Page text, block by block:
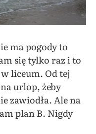
ma pogody to
się tylko raz i to
liceum. Od tej
urlop, żeby
zawiodła. Ale na
plan B. Nigdy